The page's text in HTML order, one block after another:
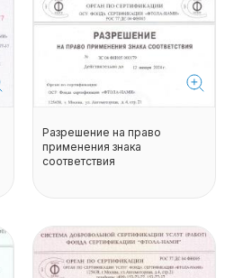
Разрешение на право
применения знака
соответствия